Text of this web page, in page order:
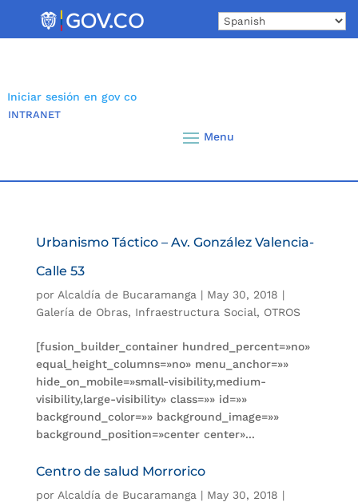
Iniciar sesión en gov co
INTRANET
Urbanismo Táctico – Av. González Valencia-
Calle 53
por Alcaldía de Bucaramanga | May 30, 2018 |
Galería de Obras, Infraestructura Social, OTROS
[fusion_builder_container hundred_percent=»no»
equal_height_columns=»no» menu_anchor=»»
hide_on_mobile=»small-visibility,medium-
visibility,large-visibility» class=»» id=»»
background_color=»» background_image=»»
background_position=»center center»...
Centro de salud Morrorico
por Alcaldía de Bucaramanga | May 30, 2018 |